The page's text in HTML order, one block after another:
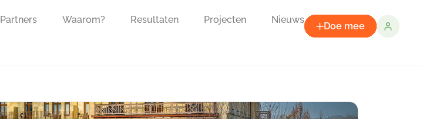
Partners Waarom? Resultaten Projecten Nieuws
Doe mee